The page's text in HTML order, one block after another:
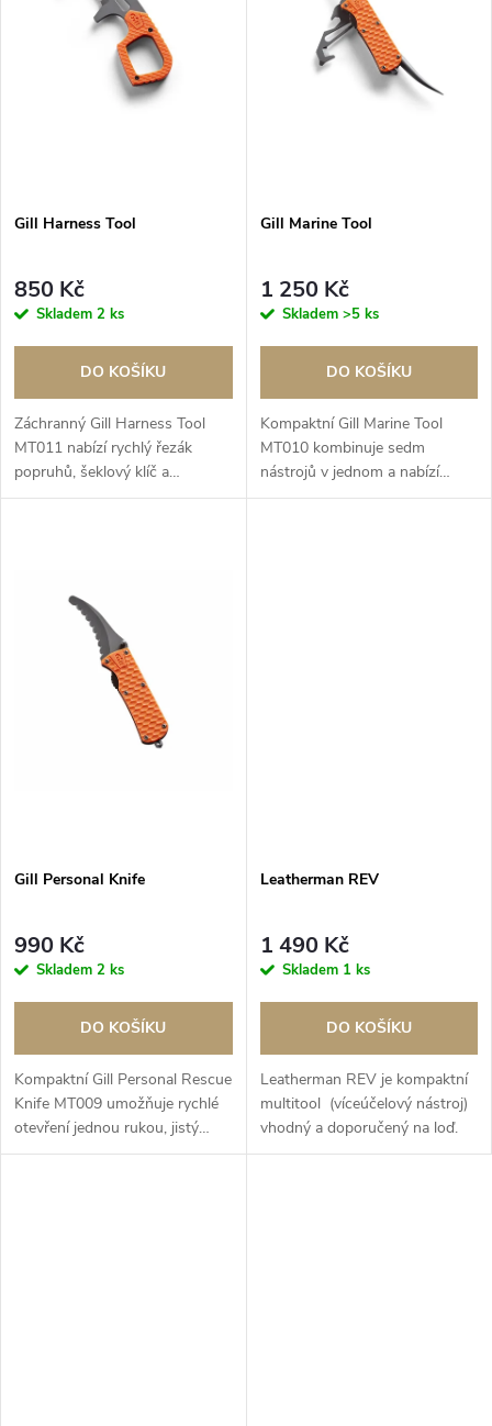
o
d
u
k
t
ů
d
u
k
t
Gill Harness Tool
850 Kč
Skladem 2 ks
DO KOŠÍKU
Záchranný Gill Harness Tool
MT011 nabízí rychlý řezák
popruhů, šeklový klíč a
bezpečný úchop – nezbytný
Gill Marine Tool
1 250 Kč
Skladem >5 ks
DO KOŠÍKU
Kompaktní Gill Marine Tool
MT010 kombinuje sedm
nástrojů v jednom a nabízí
rychlý, bezpečný a snadno
Gill Personal Knife
990 Kč
Skladem 2 ks
DO KOŠÍKU
Kompaktní Gill Personal Rescue
Knife MT009 umožňuje rychlé
otevření jednou rukou, jistý
úchop a spolehlivé přeříznutí
Leatherman REV
1 490 Kč
Skladem 1 ks
DO KOŠÍKU
Leatherman REV je kompaktní
multitool (víceúčelový nástroj)
vhodný a doporučený na loď.